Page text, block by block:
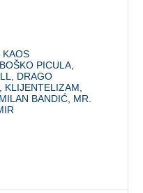
KAOS
BOŠKO PICULA
DRAGO
KLIJENTELIZAM
MILAN BANDIĆ MR.